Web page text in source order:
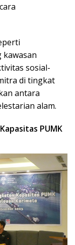
sosial-
di tingkat
antara
alam.
PUMK